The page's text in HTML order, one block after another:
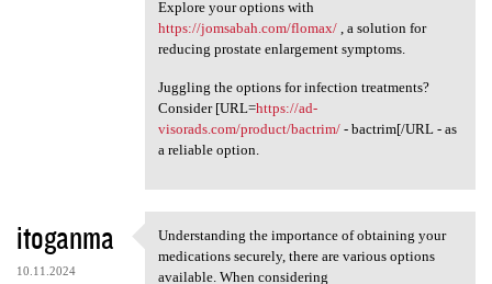
Explore your options with
https://jomsabah.com/flomax/, a solution for
reducing prostate enlargement symptoms.
Juggling the options for infection treatments?
Consider [URL=https://ad-
visorads.com/product/bactrim/- bactrim[/URL - as
a reliable option.
itoganma
10.11.2024
Understanding the importance
Understanding the importance of obtaining your
medications securely, there are various options
available. When considering